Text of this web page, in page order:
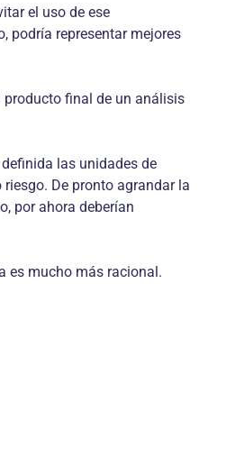
el uso de ese
podría representar mejores
producto final de un análisis
las unidades de
De pronto agrandar la
por ahora deberían
es mucho más racional.